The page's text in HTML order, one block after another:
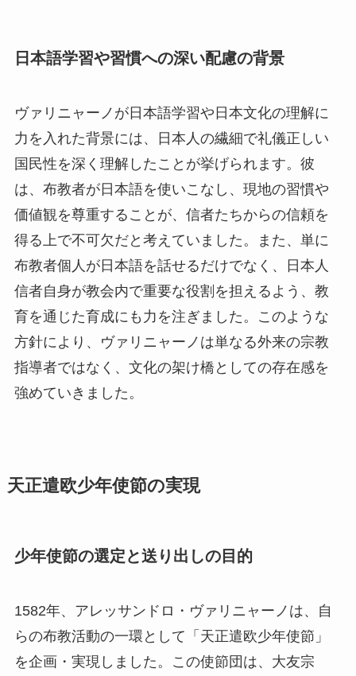
日本語学習や習慣への深い配慮の背景
ヴァリニャーノが日本語学習や日本文化の理解に
力を入れた背景には、日本人の繊細で礼儀正しい
国民性を深く理解したことが挙げられます。彼
は、布教者が日本語を使いこなし、現地の習慣や
価値観を尊重することが、信者たちからの信頼を
得る上で不可欠だと考えていました。また、単に
布教者個人が日本語を話せるだけでなく、日本人
信者自身が教会内で重要な役割を担えるよう、教
育を通じた育成にも力を注ぎました。このような
方針により、ヴァリニャーノは単なる外来の宗教
指導者ではなく、文化の架け橋としての存在感を
強めていきました。
天正遣欧少年使節の実現
少年使節の選定と送り出しの目的
1582年、アレッサンドロ・ヴァリニャーノは、自
らの布教活動の一環として「天正遣欧少年使節」
を企画・実現しました。この使節団は、大友宗